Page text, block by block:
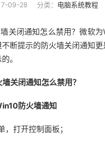
09-28 分类： 电脑系统教程
闭通知怎么禁用？微软为
断提示的防火墙关闭通知
。
闭通知怎么禁用？
防火墙通知
打开控制面板；